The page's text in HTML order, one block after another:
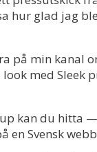
hur glad jag
på min kanal
look med Sleek
kan du hitta
en Svensk